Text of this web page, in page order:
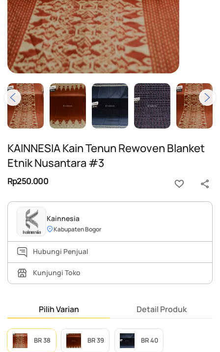
KAINNESIA Kain Tenun Rewoven Blanket
Etnik Nusantara #3
Rp250.000
Kainnesia
Kabupaten Bogor
Hubungi Penjual
Kunjungi Toko
Pilih Varian Detail Produk
BR 38 BR 39 BR 40